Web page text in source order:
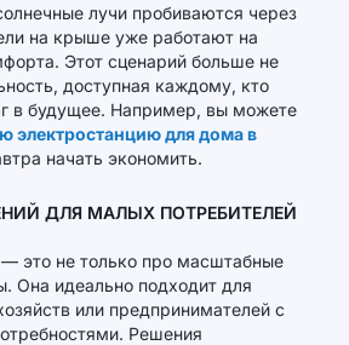
лучи пробиваются через
на крыше уже работают на
Этот сценарий больше не
доступная каждому, кто
в будущее. Например, вы можете
электростанцию для дома в
начать экономить.
ДЛЯ МАЛЫХ ПОТРЕБИТЕЛЕЙ
это не только про масштабные
Она идеально подходит для
или предпринимателей с
Решения